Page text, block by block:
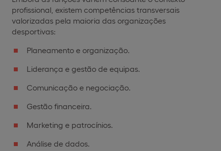
profissional, existem competências transversais
valorizadas pela maioria das organizações
desportivas:
Planeamento e organização.
Liderança e gestão de equipas.
Comunicação e negociação.
Gestão financeira.
Marketing e patrocínios.
Análise de dados.